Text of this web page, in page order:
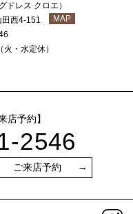
ドレス クロエ）
田西4-151
MAP
・水定休）
店予約】
2546
ご来店予約